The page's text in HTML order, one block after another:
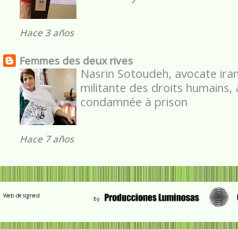
Hace 3 años
Femmes des deux rives
Nasrin Sotoudeh, avocate
militante des droits humains,
condamnée à prison
Hace 7 años
Web designed